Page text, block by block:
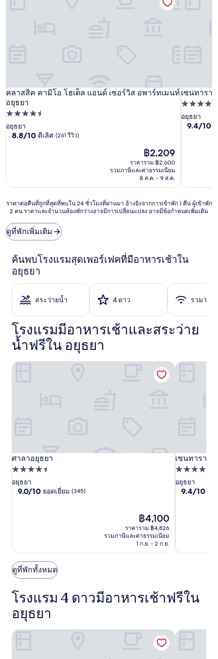
คลาสสิค คามิโอ โฮเต็ล แอนด์ เซอร์วิส อพาร์ทเมนท์
อยุธยา
คลาสสิค คามิโอ โฮเต็ล แอนด์ เซอร์วิส อพาร์ทเมนท์ อยุธยา
ที่พัก
4.5
ดาว
อยุธยา
8.8
รีวิว)
8.8/10 ดีเลิศ (261 รีวิว)
ราคา
ปัจจุบัน
คือ
฿2,209
฿2,209
ราคารวม ฿2,600
รวมภาษีและค่าธรรมเนียม
8 ส.ค. - 9 ส.ค.
เซนทารา
เซนทารา
ที่พัก
4.0
ดาว
อยุธยา
9.4
รีวิว)
9.4/10
ราคา
ต่อ
ที่
ถูก
พบใน
24
ชั่วโมง
มา
อ้างอิง
จาก
การ
เข้า
พัก
ว่าง
อาจ
เติม
ราคาต่อคืนที่ถูกที่สุดที่พบใน 24 ชั่วโมงที่ผ่านมา อ้างอิงจากการเข้าพัก 1 คืน ผู้เข้าพัก
2 คน ราคาและจำนวนห้องพักว่างอาจมีการเปลี่ยนแปลง อาจมีข้อกำหนดเพิ่มเติม
ดูที่พักเพิ่มเติม
ค้นพบโรงแรมสุดเพอร์เฟคที่มีอาหารเช้าใน
อยุธยา
สระว่ายน้ำ 4 ดาว รวม Wi-
โรงแรมมีอาหารเช้าและสระว่าย
น้ำฟรีใน อยุธยา
ศาลา
อยุธยา
ศาลา
อยุธยา
ศาลาอยุธยา
ศาลาอยุธยา
ที่พัก
4.5
ดาว
อยุธยา
9.0
9.0/10 ยอดเยี่ยม (345)
ราคา
ปัจจุบัน
คือ
฿4,100
฿4,100
ราคารวม ฿4,826
รวมภาษีและค่าธรรมเนียม
1 ก.ย. - 2 ก.ย.
ศาลาอยุธยา
เซน
ทารา
อยุธยา
เซนทารา อ
เซนทารา อ
ที่พัก
4.0
ดาว
อยุธยา
9.4
9.4/10
เซนทารา อ
ดูที่พักทั้งหมด
โรงแรม 4 ดาวมีอาหารเช้าฟรีใน
อยุธยา
ศาลาอยุธยา เซนทารา อ